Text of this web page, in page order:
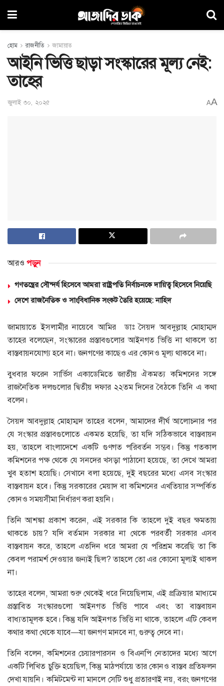
হোম রাজনীতি জামায়াত
আইনি ভিত্তি ছাড়া সংস্কারের মূল্য নেই:
তাহের
জুলাই ৩০, ২০২৫ AA
আরও পড়ুন
গণতন্ত্রের সৌন্দর্য হিসেবে আমরা রাষ্ট্রপতি নির্বাচনকে দায়িত্ব হিসেবে নিয়েছি
দেশে রাজনৈতিক ও সাংবিধানিক সংকট তৈরি হয়েছে: নাহিদ
জামায়াতে ইসলামীর নায়েবে আমির ডাঃ সৈয়দ আবদুল্লাহ মোহাম্মদ
তাহের বলেছেন, সংস্কারের প্রস্তাবগুলোর আইনগত ভিত্তি না থাকলে তা
বাস্তবায়নযোগ্য হবে না। জনগণের কাছেও এর কোনও মূল্য থাকবে না।
বুধবার ফরেন সার্ভিস একাডেমিতে জাতীয় ঐকমত্য কমিশনের সঙ্গে
রাজনৈতিক দলগুলোর দ্বিতীয় দফার ২২তম দিনের বৈঠকে তিনি এ কথা
বলেন।
সৈয়দ আবদুল্লাহ মোহাম্মদ তাহের বলেন, আমাদের দীর্ঘ আলোচনার পর
যে সংস্কার প্রস্তাবগুলোতে একমত হয়েছি, তা যদি সঠিকভাবে বাস্তবায়ন
হয়, তাহলে বাংলাদেশে একটি গুণগত পরিবর্তন সম্ভব। কিন্তু গতকাল
কমিশনের পক্ষ থেকে যে সনদের খসড়া পাঠানো হয়েছে, তা দেখে আমরা
খুব হতাশ হয়েছি। সেখানে বলা হয়েছে, দুই বছরের মধ্যে এসব সংস্কার
বাস্তবায়ন হবে। কিন্তু সরকারের মেয়াদ বা কমিশনের এখতিয়ার সম্পর্কিত
কোনও সময়সীমা নির্ধারণ করা হয়নি।
তিনি আশঙ্কা প্রকাশ করেন, এই সরকার কি তাহলে দুই বছর ক্ষমতায়
থাকতে চায়? যদি বর্তমান সরকার না থেকে পরবর্তী সরকার এসব
বাস্তবায়ন করে, তাহলে এতদিন ধরে আমরা যে পরিশ্রম করেছি তা কি
কেবল পরামর্শ দেওয়ার জন্যই ছিল? তাহলে তো এর কোনো মূল্যই থাকল
না।
তাহের বলেন, আমরা শুরু থেকেই ধরে নিয়েছিলাম, এই প্রক্রিয়ার মাধ্যমে
প্রস্তাবিত সংস্কারগুলো আইনগত ভিত্তি পাবে এবং তা বাস্তবায়ন
বাধ্যতামূলক হবে। কিন্তু যদি আইনগত ভিত্তি না থাকে, তাহলে এটি কেবল
কথার কথা থেকে যাবে—যা জনগণ মানবে না, গুরুত্ব দেবে না।
তিনি বলেন, কমিশনের চেয়ারপারসন ও বিএনপি নেতাদের মধ্যে আগে
একটি লিখিত চুক্তি হয়েছিল, কিন্তু মাঠপর্যায়ে তার কোনও বাস্তব প্রতিফলন
দেখা যায়নি। কমিটমেন্ট না মানলে সেটি শুধু প্রতারণাই নয়, বরং জনগণের